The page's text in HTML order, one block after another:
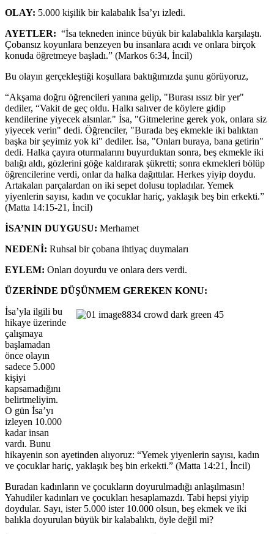
OLAY: 5.000 kişilik bir kalabalık İsa’yı izledi.
AYETLER: “İsa tekneden inince büyük bir kalabalıkla karşılaştı.
Çobansız koyunlara benzeyen bu insanlara acıdı ve onlara birçok
konuda öğretmeye başladı.” (Markos 6:34, İncil)
Bu olayın gerçekleştiği koşullara baktığımızda şunu görüyoruz,
“Akşama doğru öğrencileri yanına gelip, "Burası ıssız bir yer"
dediler, “Vakit de geç oldu. Halkı salıver de köylere gidip
kendilerine yiyecek alsınlar." İsa, "Gitmelerine gerek yok, onlara siz
yiyecek verin" dedi. Öğrenciler, "Burada beş ekmekle iki balıktan
başka bir şeyimiz yok ki" dediler. İsa, "Onları buraya, bana getirin"
dedi. Halka çayıra oturmalarını buyurduktan sonra, beş ekmekle iki
balığı aldı, gözlerini göğe kaldırarak şükretti; sonra ekmekleri bölüp
öğrencilerine verdi, onlar da halka dağıttılar. Herkes yiyip doydu.
Artakalan parçalardan on iki sepet dolusu topladılar. Yemek
yiyenlerin sayısı, kadın ve çocuklar hariç, yaklaşık beş bin erkekti.”
(Matta 14:15-21, İncil)
İSA’NIN DUYGUSU: Merhamet
NEDENİ: Ruhsal bir çobana ihtiyaç duymaları
EYLEM: Onları doyurdu ve onlara ders verdi.
ÜZERİNDE DÜŞÜNMEM GEREKEN KONU:
İsa’yla ilgili bu
hikaye üzerinde
çalışmaya
başlamadan
önce olayın
sadece 5.000
kişiyi
kapsamadığını
belirtmeliyim.
O gün İsa’yı
izleyen 10.000
kadar insan
vardı. Bunu
hikayenin son ayetinden alıyoruz: “Yemek yiyenlerin sayısı, kadın
ve çocuklar hariç, yaklaşık beş bin erkekti.” (Matta 14:21, İncil)
Buradan kadınların ve çocukların doyurulmadığı anlaşılmasın!
Yahudiler kadınları ve çocukları hesaplamazdı. Tabi hepsi yiyip
doydular. Sayı, ister 5.000 ister 10.000 olsun, beş ekmek ve iki
balıkla doyurulan büyük bir kalabalıktı, öyle değil mi?